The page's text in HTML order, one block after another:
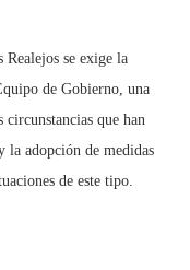
Realejos se exige la
de Gobierno, una
que han
la adopción de medidas
de este tipo.